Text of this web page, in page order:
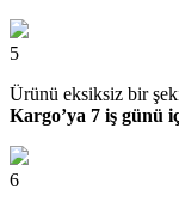
5
Ürünü eksiksiz bir
Kargo’ya 7 iş günü
6